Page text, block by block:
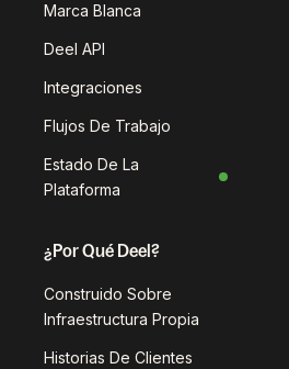
Marca Blanca
Deel API
Integraciones
Flujos De Trabajo
Estado De La
Plataforma
¿Por Qué Deel?
Construido Sobre
Infraestructura Propia
Historias De Clientes